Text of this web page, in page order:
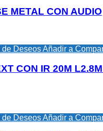
METAL CON AUDIO
de DeseosAñadir a
CON IR 20M
de DeseosAñadir a